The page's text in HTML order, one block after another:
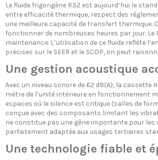
Le fluide frigorigène R32 est aujourd’hui le
entre efficacité thermique, respect des
une meilleure capacité de transfert thermique.
fonctionner de nombreuses heures par jour.
maintenance. L’utilisation de ce fluide reflète
précises sur le SEER et le SCOP, on peut
Une gestion acoustique
Avec un niveau sonore de 62 dB(A), la cassette
mètre de l’unité intérieure en fonctionnement
espaces où le silence est critique (salles de
conçue avec des composants limitant les
ne constitue pas une gêne importante pour
parfaitement adaptée aux usages tertiaires
Une technologie fiable et